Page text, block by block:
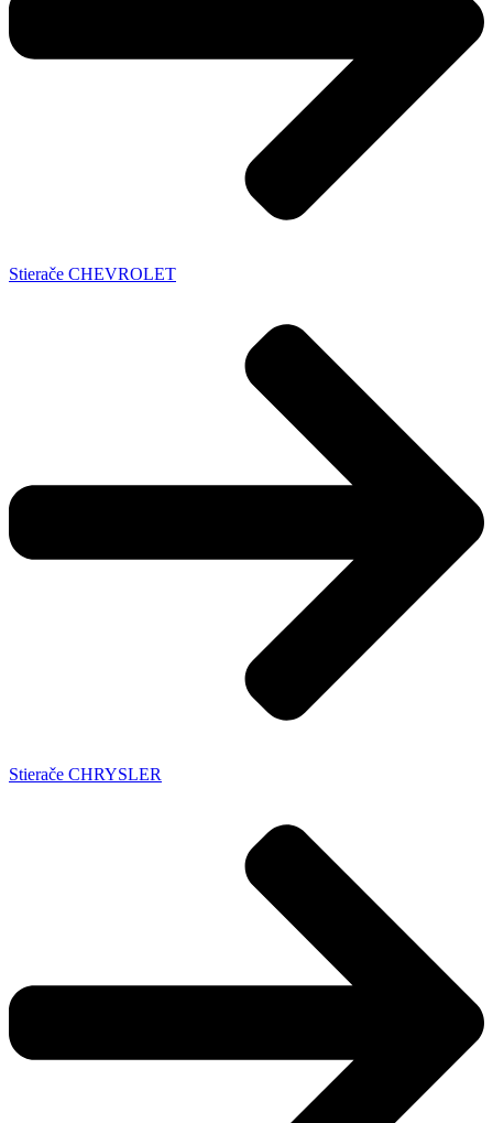
Stierače CHEVROLET
Stierače CHRYSLER